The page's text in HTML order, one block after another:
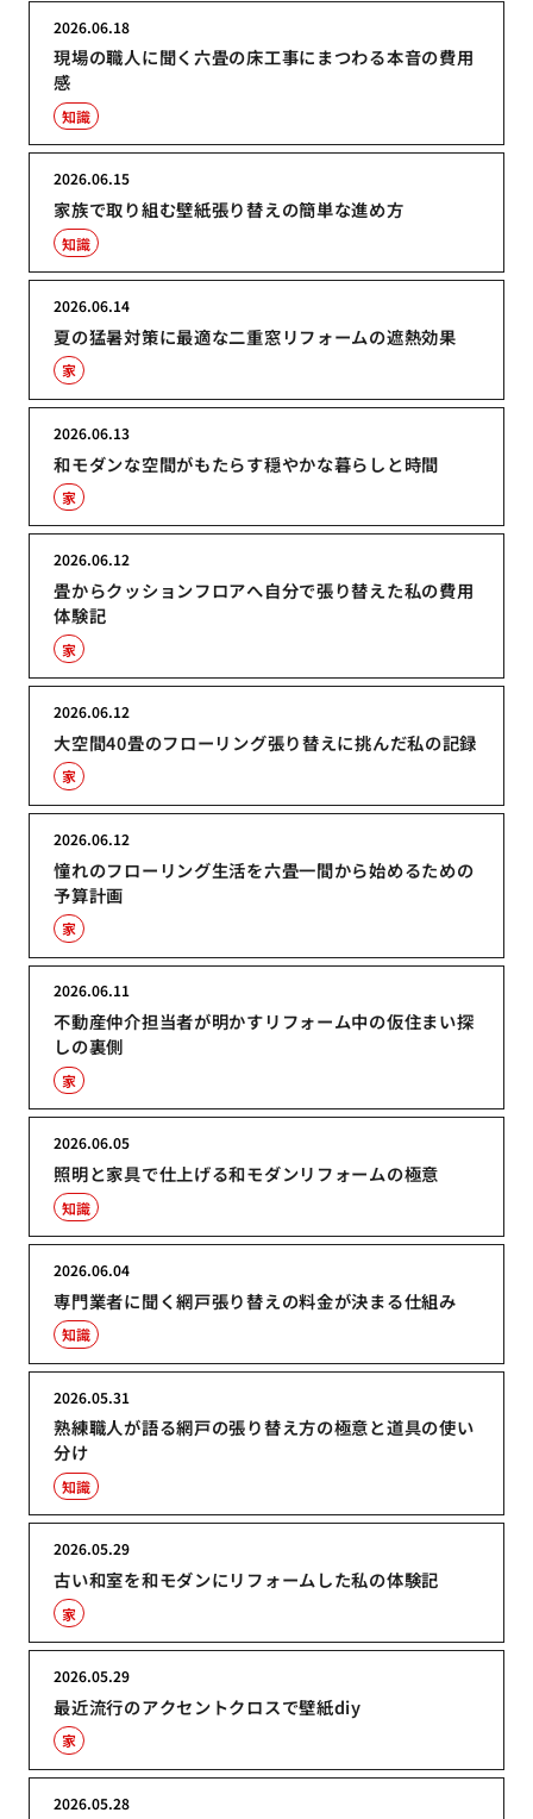
現場の職人に聞く六畳の床工事にまつわる本音の費用
感
2026.06.18
知識
家族で取り組む壁紙張り替えの簡単な進め方
2026.06.15
知識
夏の猛暑対策に最適な二重窓リフォームの遮熱効果
2026.06.14
家
和モダンな空間がもたらす穏やかな暮らしと時間
2026.06.13
家
畳からクッションフロアへ自分で張り替えた私の費用
体験記
2026.06.12
家
大空間40畳のフローリング張り替えに挑んだ私の記録
2026.06.12
家
憧れのフローリング生活を六畳一間から始めるための
予算計画
2026.06.12
家
不動産仲介担当者が明かすリフォーム中の仮住まい探
しの裏側
2026.06.11
家
照明と家具で仕上げる和モダンリフォームの極意
2026.06.05
知識
専門業者に聞く網戸張り替えの料金が決まる仕組み
2026.06.04
知識
熟練職人が語る網戸の張り替え方の極意と道具の使い
分け
2026.05.31
知識
古い和室を和モダンにリフォームした私の体験記
2026.05.29
家
最近流行のアクセントクロスで壁紙diy
2026.05.29
家
2026.05.28